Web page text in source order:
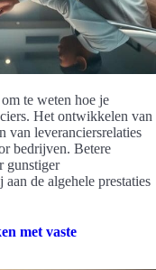
te weten hoe je
Het ontwikkelen van
van leveranciersrelaties
bedrijven. Betere
gunstiger
de algehele prestaties
met vaste